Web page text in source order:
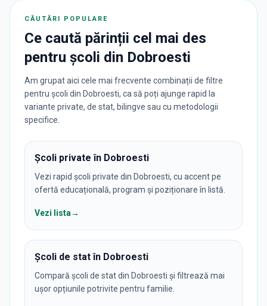
CĂUTĂRI POPULARE
Ce caută părinții cel mai des
pentru școli din Dobroesti
Am grupat aici cele mai frecvente combinații de filtre
pentru școli din Dobroesti, ca să poți ajunge rapid la
variante private, de stat, bilingve sau cu metodologii
specifice.
Școli private în Dobroesti
Vezi rapid școli private din Dobroesti, cu accent pe
ofertă educațională, program și poziționare în listă.
Vezi lista→
Școli de stat în Dobroesti
Compară școli de stat din Dobroesti și filtrează mai
ușor opțiunile potrivite pentru familie.